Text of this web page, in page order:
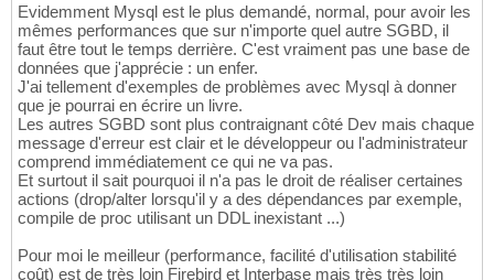
Evidemment Mysql est le plus demandé, normal, pour avoir les
mêmes performances que sur n'importe quel autre SGBD, il
faut être tout le temps derrière. C'est vraiment pas une base de
données que j'apprécie : un enfer.
J'ai tellement d'exemples de problèmes avec Mysql à donner
que je pourrai en écrire un livre.
Les autres SGBD sont plus contraignant côté Dev mais chaque
message d'erreur est clair et le développeur ou l'administrateur
comprend immédiatement ce qui ne va pas.
Et surtout il sait pourquoi il n'a pas le droit de réaliser certaines
actions (drop/alter lorsqu'il y a des dépendances par exemple,
compile de proc utilisant un DDL inexistant ...)
Pour moi le meilleur (performance, facilité d'utilisation stabilité
coût) est de très loin Firebird et Interbase mais très très loin